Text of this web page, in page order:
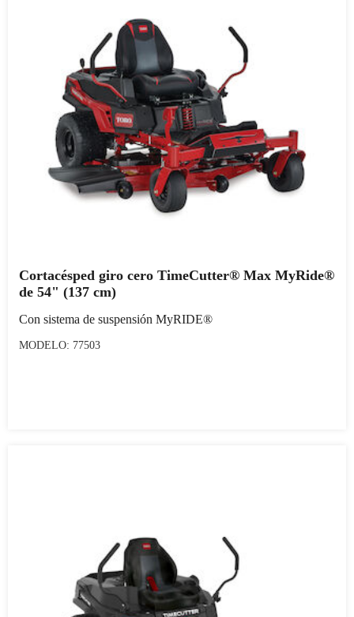
Cortacésped giro cero TimeCutter® Max MyRide®
de 54" (137 cm)
Con sistema de suspensión MyRIDE®
MODELO: 77503